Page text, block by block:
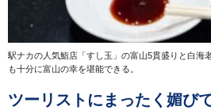
駅ナカの人気鮨店「すし玉」の富山5貫盛りと白海
も十分に富山の幸を堪能できる。
ツーリストにまったく媚び